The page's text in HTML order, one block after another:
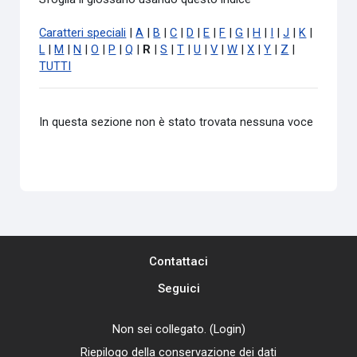
Caratteri speciali |A B |C D E F |G H |J K
L
M N |O P |Q R |S |T |U |V |W |X |Y Z
TUTTI
In questa sezione non è stato trovata nessuna voce
Contattaci
Seguici
Non sei collegato. (Login)
Riepilogo della conservazione dei dati